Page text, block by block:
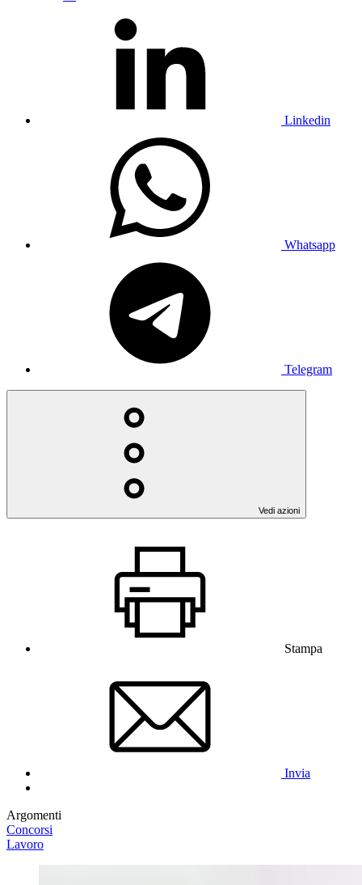
Linkedin
Whatsapp
Telegram
Vedi azioni
Stampa
Invia
Argomenti
Concorsi
Lavoro